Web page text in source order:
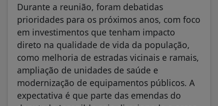
Durante a reunião, foram debatidas
prioridades para os próximos anos, com foco
em investimentos que tenham impacto
direto na qualidade de vida da população,
como melhoria de estradas vicinais e ramais,
ampliação de unidades de saúde e
modernização de equipamentos públicos. A
expectativa é que parte das emendas do